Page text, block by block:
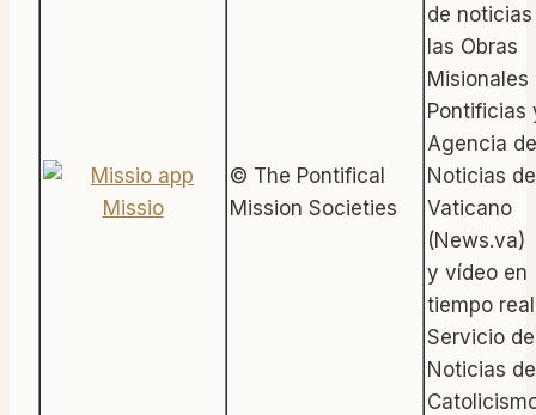
Missio
© The Pontifical
Mission Societies
de
las Obras
Misionales
Pontificias
Agencia de
Noticias
Vaticano
(News.va)
y vídeo en
tiempo
Servicio de
Noticias